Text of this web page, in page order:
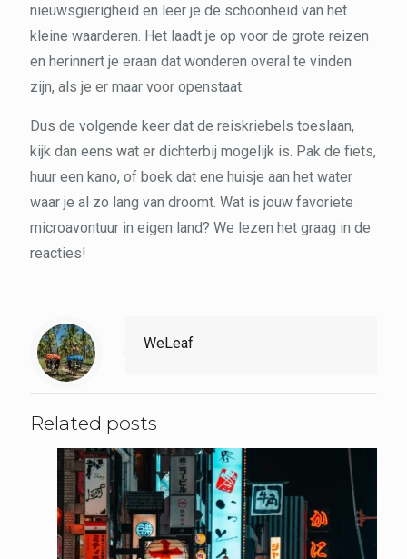
nieuwsgierigheid en leer je de schoonheid van het
kleine waarderen. Het laadt je op voor de grote reizen
en herinnert je eraan dat wonderen overal te vinden
zijn, als je er maar voor openstaat.
Dus de volgende keer dat de reiskriebels toeslaan,
kijk dan eens wat er dichterbij mogelijk is. Pak de fiets,
huur een kano, of boek dat ene huisje aan het water
waar je al zo lang van droomt. Wat is jouw favoriete
microavontuur in eigen land? We lezen het graag in de
reacties!
WeLeaf
Related posts